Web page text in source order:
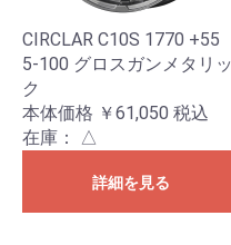
CIRCLAR C10S 1770 +55
5-100 グロスガンメタリッ
ク
本体価格 ￥61,050 税込
在庫：
△
詳細を見る